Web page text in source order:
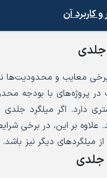
کاربرد آن
برخی معایب و
پروژه‌های با بودجه
دارد. اگر میلگرد
علاوه بر این، در برخی
از میلگردهای دیگر نیز باشد.
جلدی